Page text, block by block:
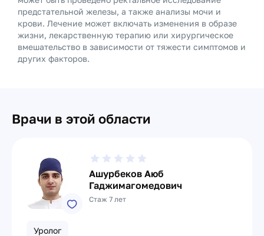
предстательной железы, а также анализы мочи и
крови. Лечение может включать изменения в образе
жизни, лекарственную терапию или хирургическое
вмешательство в зависимости от тяжести симптомов и
других факторов.
Врачи в этой области
Ашурбеков Аюб
Гаджимагомедович
Стаж 7 лет
Уролог